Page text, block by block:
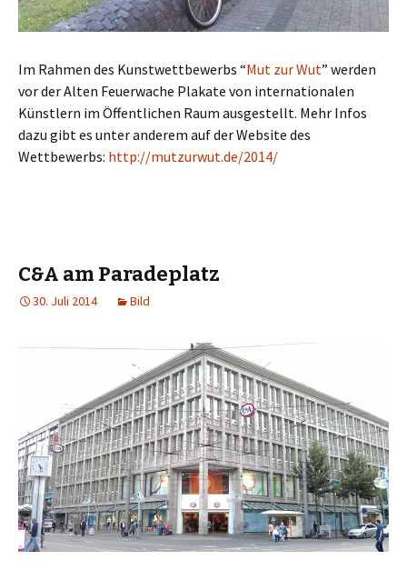
Im Rahmen des Kunstwettbewerbs “Mut zur Wut” werden
vor der Alten Feuerwache Plakate von internationalen
Künstlern im Öffentlichen Raum ausgestellt. Mehr Infos
dazu gibt es unter anderem auf der Website des
Wettbewerbs: http://mutzurwut.de/2014/
C&A am Paradeplatz
30. Juli 2014 Bild